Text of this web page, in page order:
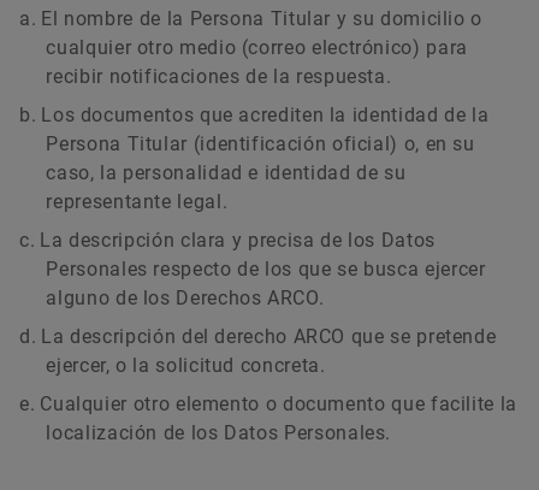
El nombre de la Persona Titular y su domicilio o
cualquier otro medio (correo electrónico) para
recibir notificaciones de la respuesta.
Los documentos que acrediten la identidad de la
Persona Titular (identificación oficial) o, en su
caso, la personalidad e identidad de su
representante legal.
La descripción clara y precisa de los Datos
Personales respecto de los que se busca ejercer
alguno de los Derechos ARCO.
La descripción del derecho ARCO que se pretende
ejercer, o la solicitud concreta.
Cualquier otro elemento o documento que facilite la
localización de los Datos Personales.